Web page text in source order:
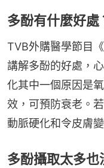
多酚有什麼好處
TVB外購醫學節目
講解多酚的好處，
化其中一個原因是
效，可預防衰老。
動脈硬化和令皮膚變
多酚攝取太多也